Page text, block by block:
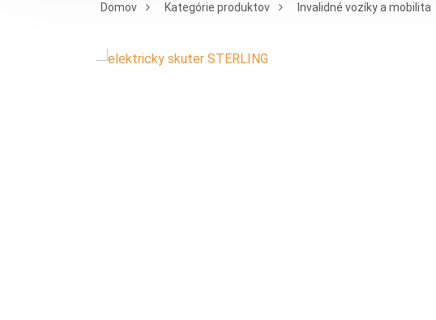
Domov Kategórie produktov Invalidné vozíky a mobilita